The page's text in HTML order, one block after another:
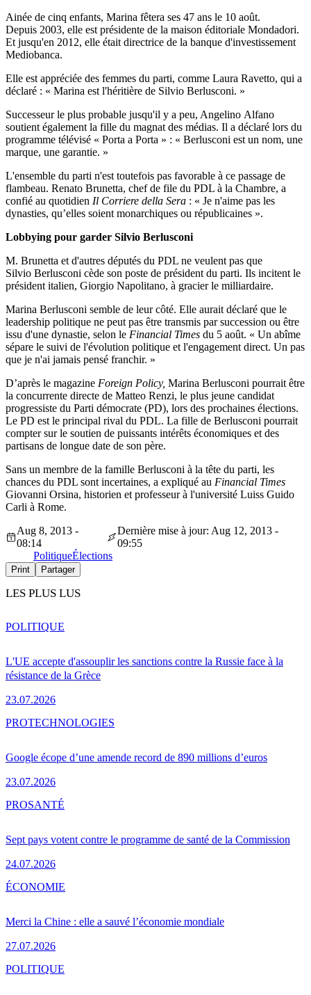
Ainée de cinq enfants, Marina fêtera ses 47 ans le 10 août.
Depuis 2003, elle est présidente de la maison éditoriale Mondadori.
Et jusqu'en 2012, elle était directrice de la banque d'investissement
Mediobanca.
Elle est appréciée des femmes du parti, comme Laura Ravetto, qui a
déclaré : « Marina est l'héritière de Silvio Berlusconi. »
Successeur le plus probable jusqu'il y a peu, Angelino Alfano
soutient également la fille du magnat des médias. Il a déclaré lors du
programme télévisé « Porta a Porta » : « Berlusconi est un nom, une
marque, une garantie. »
L'ensemble du parti n'est toutefois pas favorable à ce passage de
flambeau. Renato Brunetta, chef de file du PDL à la Chambre, a
confié au quotidien Il Corriere della Sera : « Je n'aime pas les
dynasties, qu’elles soient monarchiques ou républicaines ».
Lobbying pour garder Silvio Berlusconi
M. Brunetta et d'autres députés du PDL ne veulent pas que
Silvio Berlusconi cède son poste de président du parti. Ils incitent le
président italien, Giorgio Napolitano, à gracier le milliardaire.
Marina Berlusconi semble de leur côté. Elle aurait déclaré que le
leadership politique ne peut pas être transmis par succession ou être
issu d'une dynastie, selon le Financial Times du 5 août. « Un abîme
sépare le suivi de l'évolution politique et l'engagement direct. Un pas
que je n'ai jamais pensé franchir. »
D’après le magazine Foreign Policy, Marina Berlusconi pourrait être
la concurrente directe de Matteo Renzi, le plus jeune candidat
progressiste du Parti démocrate (PD), lors des prochaines élections.
Le PD est le principal rival du PDL. La fille de Berlusconi pourrait
compter sur le soutien de puissants intérêts économiques et des
partisans de longue date de son père.
Sans un membre de la famille Berlusconi à la tête du parti, les
chances du PDL sont incertaines, a expliqué au Financial Times
Giovanni Orsina, historien et professeur à l'université Luiss Guido
Carli à Rome.
Aug 8, 2013 -
08:14
Dernière mise à jour: Aug 12, 2013 -
09:55
PolitiqueÉlections
Print Partager
LES PLUS LUS
L'UE accepte d'assouplir les sanctions contre la Russie face à la
résistance de la Grèce
23.07.2026
POLITIQUE
Google écope d’une amende record de 890 millions d’euros
23.07.2026
PROTECHNOLOGIES
Sept pays votent contre le programme de santé de la Commission
24.07.2026
PROSANTÉ
Merci la Chine : elle a sauvé l’économie mondiale
27.07.2026
ÉCONOMIE
POLITIQUE